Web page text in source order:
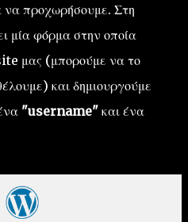
να προχωρήσουμε. Στη
μία φόρμα στην οποία
μας (μπορούμε να το
και δημιουργούμε
"username" και ένα